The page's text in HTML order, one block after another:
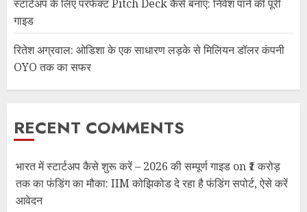
स्टार्टअप के लिए परफेक्ट Pitch Deck कैसे बनाएं: निवेश पाने की पूरी
गाइड
रितेश अग्रवाल: ओडिशा के एक साधारण लड़के से मिलियन डॉलर कंपनी
OYO तक का सफर
RECENT COMMENTS
भारत में स्टार्टअप कैसे शुरू करें – 2026 की सम्पूर्ण गाइड on ₹1 करोड़
तक का फंडिंग का मौका: IIM कोझिकोड दे रहा है फंडिंग सपोर्ट, ऐसे करें
आवेदन